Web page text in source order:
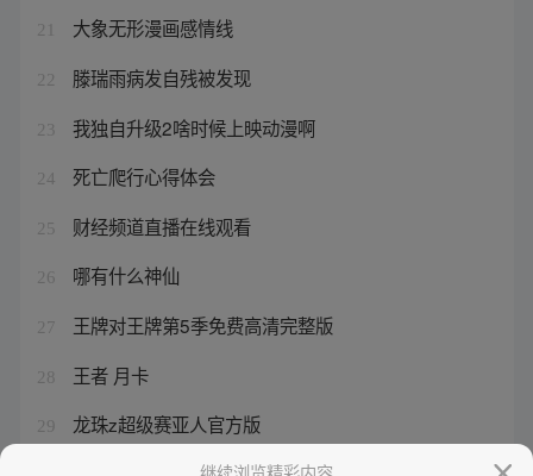
21 大象无形漫画感情线
22 滕瑞雨病发自残被发现
23 我独自升级2啥时候上映动漫啊
24 死亡爬行心得体会
25 财经频道直播在线观看
26 哪有什么神仙
27 王牌对王牌第5季免费高清完整版
28 王者 月卡
29 龙珠z超级赛亚人官方版